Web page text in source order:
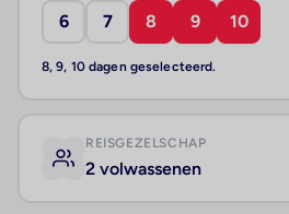
6 7 8 9 10
8, 9, 10 dagen geselecteerd.
REISGEZELSCHAP
2 volwassenen